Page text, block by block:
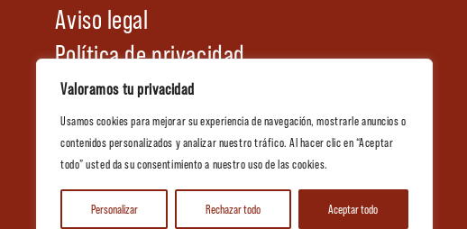
Valoramos tu privacidad
Usamos cookies para mejorar su experiencia de navegación, mostrarle anuncios o
contenidos personalizados y analizar nuestro tráfico. Al hacer clic en “Aceptar
todo” usted da su consentimiento a nuestro uso de las cookies.
Personalizar Rechazar todo Aceptar todo
Aviso legal
Política de privacidad
Política de cookies
Condiciones generales de venta
Tienda
Catálogo de Hostelería